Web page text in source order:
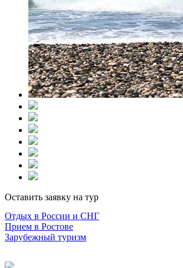
Оставить заявку на тур
Отдых в России и СНГ
Прием в Ростове
Зарубежный туризм